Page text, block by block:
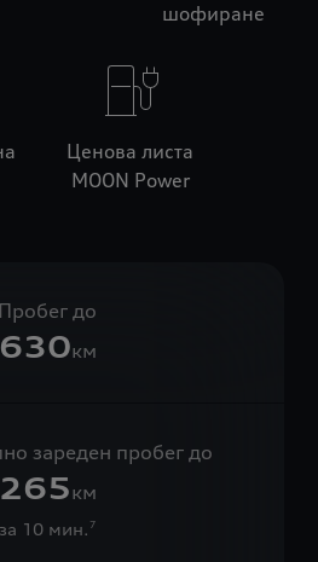
шофиране
Ценова листа
MOON Power
Пробег до
630км
зареден пробег до
265км
за 10 мин. 7